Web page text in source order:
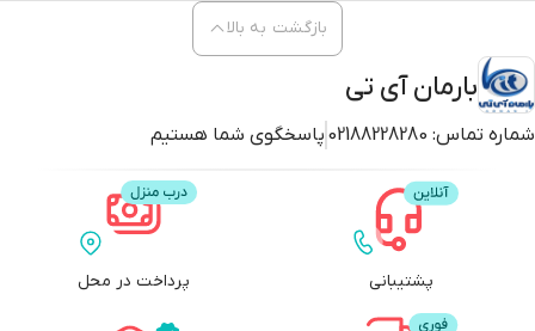
بارمان آی تی
شماره تماس: 02188228280 پاسخگوی شما هستیم
بازگشت به بالا
پشتیبانی پرداخت در محل